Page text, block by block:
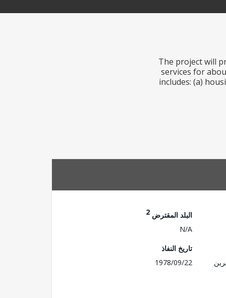
The project will
services for
includes: (a)
البلد المقترض 2
N/A
تاريخ النفاذ
1978/09/22